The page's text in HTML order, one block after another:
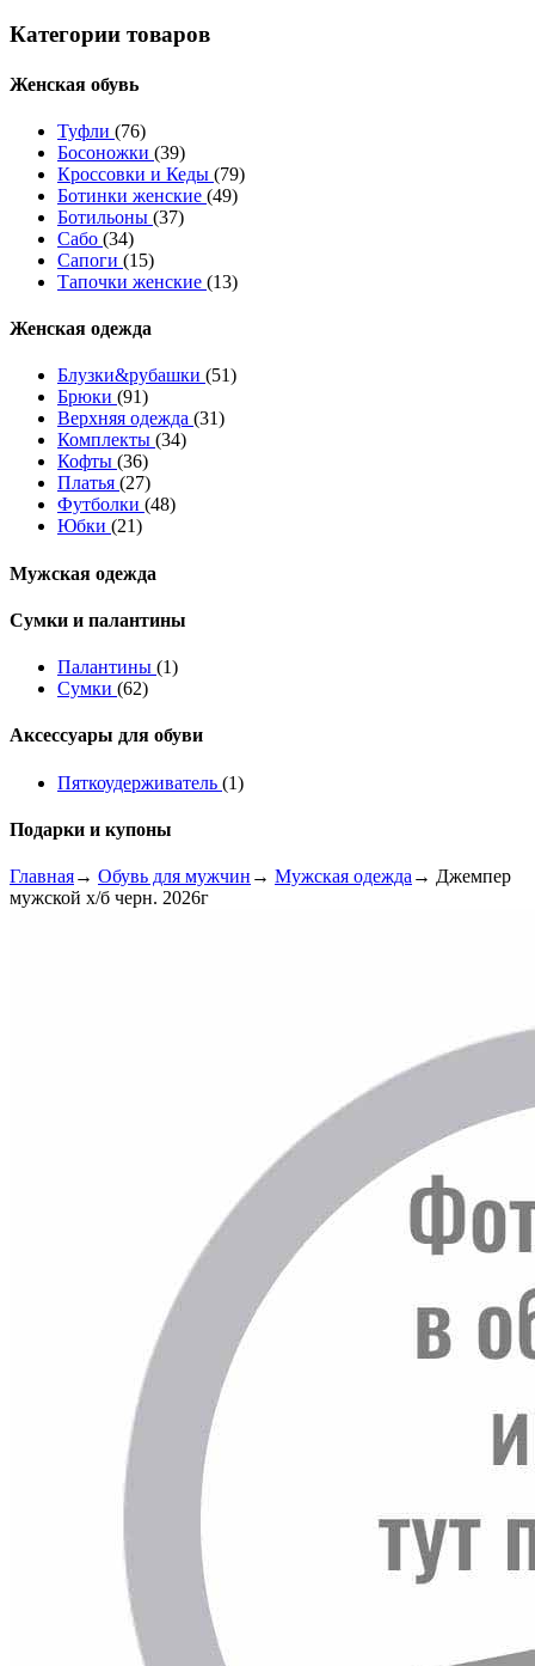
Категории товаров
Женcкая обувь
Туфли (76)
Босоножки (39)
Кроссовки и Кеды (79)
Ботинки женские (49)
Ботильоны (37)
Сабо (34)
Сапоги (15)
Тапочки женские (13)
Женская одежда
Блузки&рубашки (51)
Брюки (91)
Верхняя одежда (31)
Комплекты (34)
Кофты (36)
Платья (27)
Футболки (48)
Юбки (21)
Мужская одежда
Сумки и палантины
Палантины (1)
Сумки (62)
Аксессуары для обуви
Пяткоудерживатель (1)
Подарки и купоны
Главная→ Обувь для мужчин → Мужская одежда → Джемпер
мужской х/б черн. 2026г